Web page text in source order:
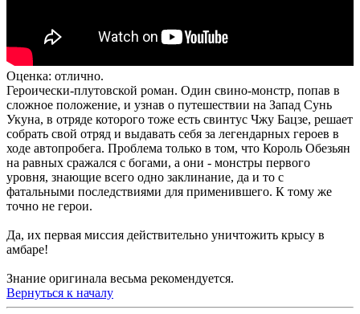
Оценка: отлично.
Героически-плутовской роман. Один свино-монстр, попав в
сложное положение, и узнав о путешествии на Запад Сунь
Укуна, в отряде которого тоже есть свинтус Чжу Бацзе, решает
собрать свой отряд и выдавать себя за легендарных героев в
ходе автопробега. Проблема только в том, что Король Обезьян
на равных сражался с богами, а они - монстры первого
уровня, знающие всего одно заклинание, да и то с
фатальными последствиями для применившего. К тому же
точно не герои.
Да, их первая миссия действительно уничтожить крысу в
амбаре!
Знание оригинала весьма рекомендуется.
Вернуться к началу